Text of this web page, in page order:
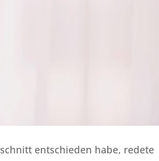
entschieden habe, redete